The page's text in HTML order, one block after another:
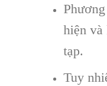
hiện và
tạp.
Tuy